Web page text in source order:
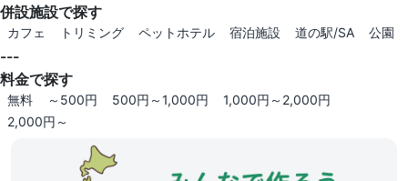
併設施設で探す
カフェ トリミング ペットホテル 宿泊施設 道の駅/SA 公園
---
料金で探す
無料 ～500円 500円～1,000円
1,000円～2,000円
2,000円～